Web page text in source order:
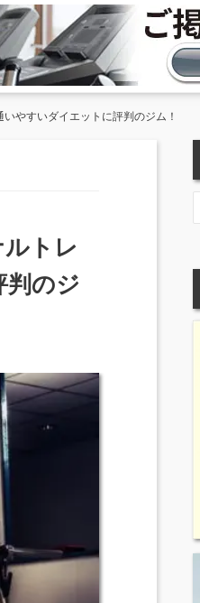
やすいダイエットに評判のジム！
トレ
判のジ